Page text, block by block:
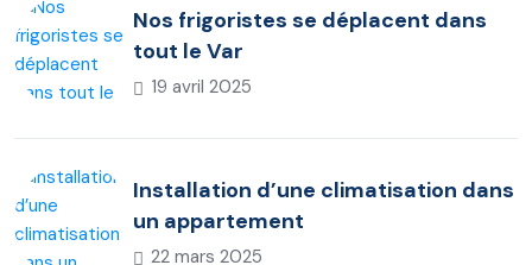
Nos frigoristes se déplacent dans
tout le Var
19 avril 2025
Installation d’une climatisation dans
un appartement
22 mars 2025